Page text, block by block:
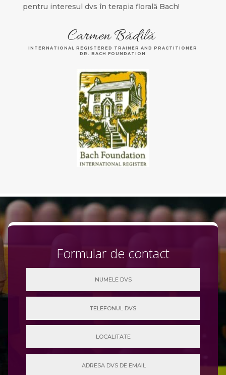
pentru interesul dvs în terapia florală Bach!
Carmen Bădilă
INTERNATIONAL REGISTERED TRAINER AND PRACTITIONER
DR. BACH FOUNDATION
Formular de contact